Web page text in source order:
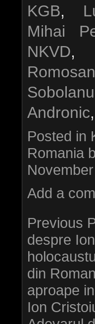
KGB,
Mihai
NKVD
Romosan
Andronic
Posted in
Romania
Add a
Previous
despre
din
aproape
Ion